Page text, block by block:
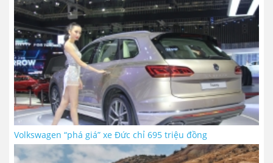
Volkswagen “phá giá” xe Đức chỉ 695 triệu đồng